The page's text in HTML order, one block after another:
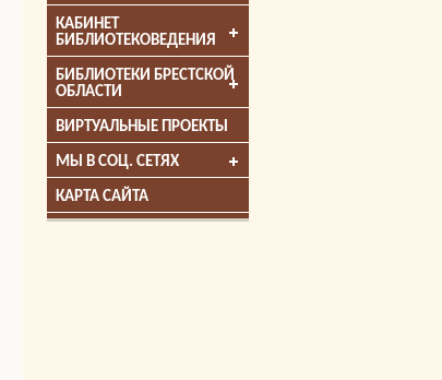
КАБИНЕТ
БИБЛИОТЕКОВЕДЕНИЯ
БИБЛИОТЕКИ БРЕСТСКОЙ
ОБЛАСТИ
ВИРТУАЛЬНЫЕ ПРОЕКТЫ
МЫ В СОЦ. СЕТЯХ
КАРТА САЙТА